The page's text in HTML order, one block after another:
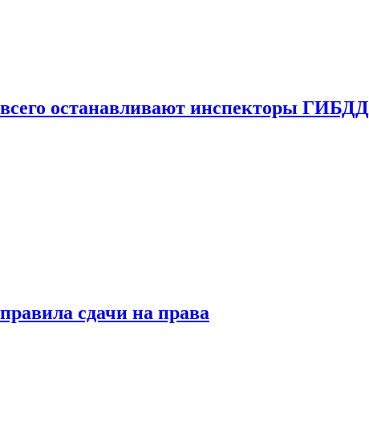
останавливают инспекторы ГИБДД
сдачи на права